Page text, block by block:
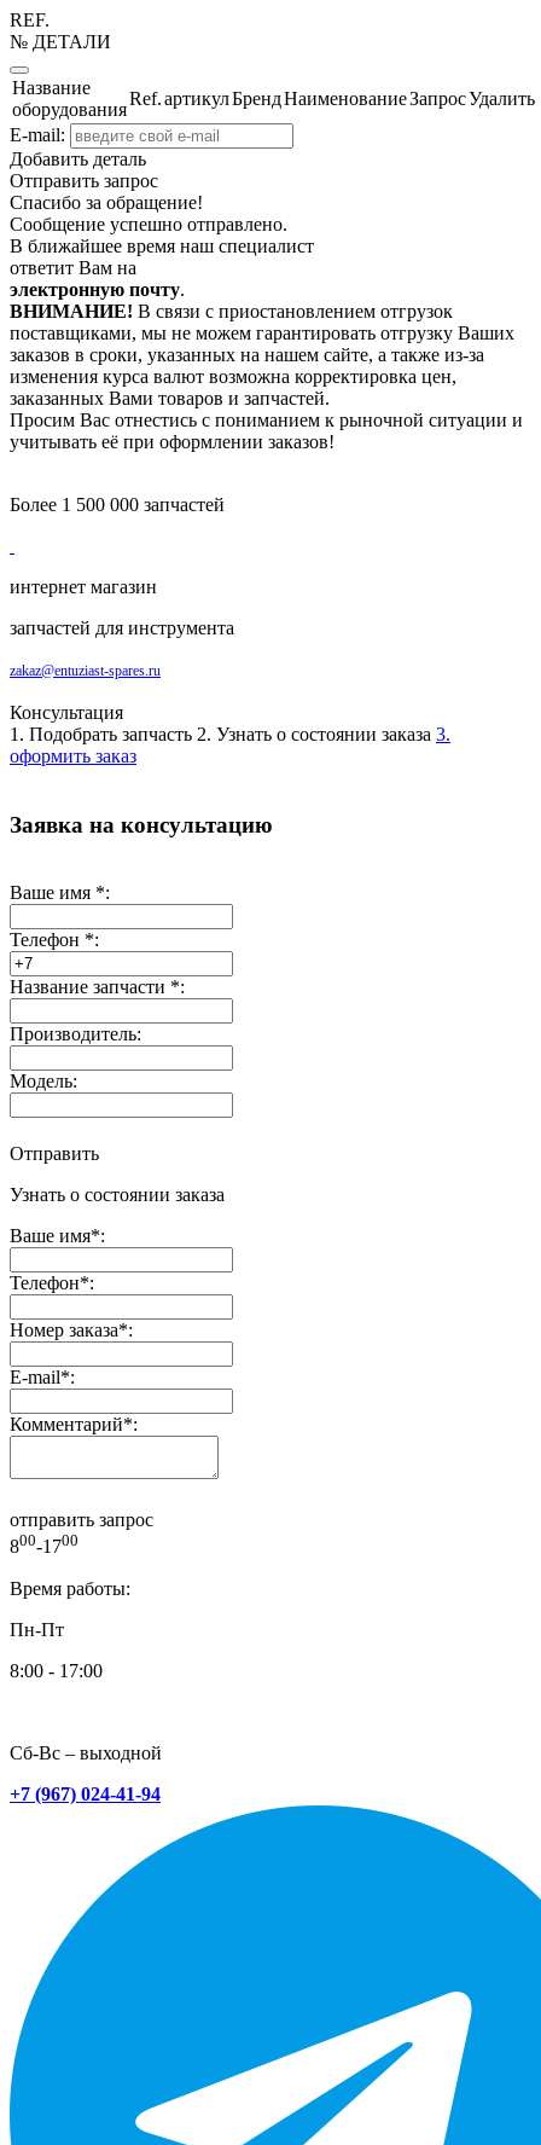
REF.
№ ДЕТАЛИ
Название
оборудования
Ref.артикулБрендНаименованиеЗапросУдалить
E-mail:
Добавить деталь
Отправить запрос
Спасибо за обращение!
Сообщение успешно отправлено.
В ближайшее время наш специалист
ответит Вам на
электронную почту.
ВНИМАНИЕ! В связи с приостановлением отгрузок
поставщиками, мы не можем гарантировать отгрузку Ваших
заказов в сроки, указанных на нашем сайте, а также из-за
изменения курса валют возможна корректировка цен,
заказанных Вами товаров и запчастей.
Просим Вас отнестись с пониманием к рыночной ситуации и
учитывать её при оформлении заказов!
Более 1 500 000 запчастей
интернет магазин
запчастей для инструмента
zakaz@entuziast-spares.ru
Консультация
1. Подобрать запчасть 2. Узнать о состоянии заказа 3.
оформить заказ
Заявка на консультацию
Ваше имя *:
Телефон *:
Название запчасти *:
Производитель:
Модель:
Отправить
Узнать о состоянии заказа
Ваше имя*:
Телефон*:
Номер заказа*:
E-mail*:
Комментарий*:
отправить запрос
800-1700
Время работы:
Пн-Пт
8:00 - 17:00
Сб-Вс – выходной
+7 (967) 024-41-94